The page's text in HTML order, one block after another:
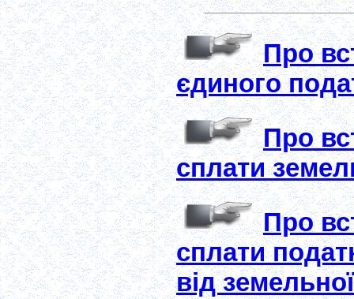
Про
єдиного
Про
сплати
Про
сплати
від